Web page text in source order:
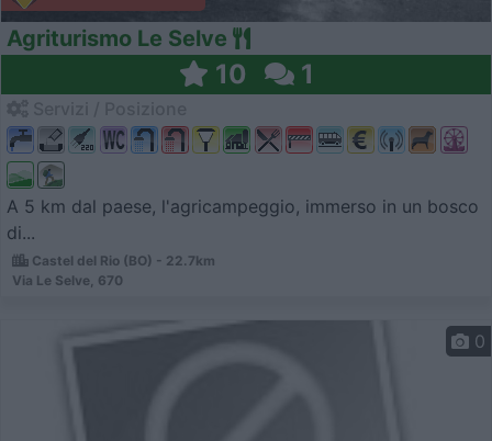
Agriturismo Le Selve
10 1
A 5 km dal paese, l'agricampeggio, immerso in un bosco
di...
Castel del Rio (BO) - 22.7km
Via Le Selve, 670
0